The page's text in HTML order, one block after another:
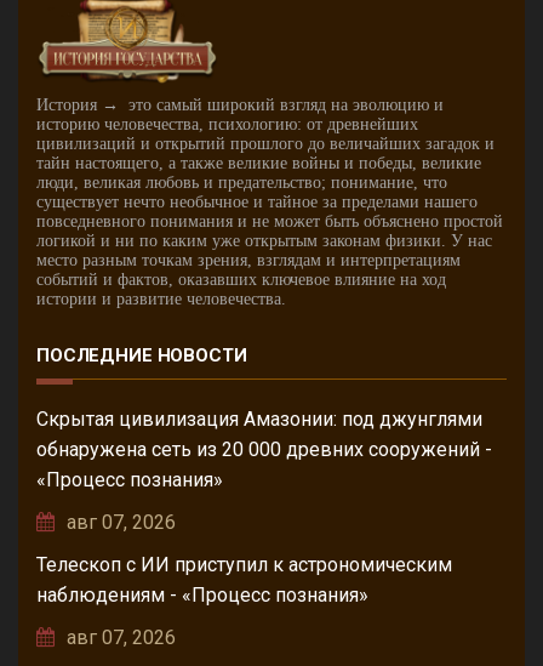
История → это самый широкий взгляд на эволюцию и
историю человечества, психологию: от древнейших
цивилизаций и открытий прошлого до величайших загадок и
тайн настоящего, а также великие войны и победы, великие
люди, великая любовь и предательство; понимание, что
существует нечто необычное и тайное за пределами нашего
повседневного понимания и не может быть объяснено простой
логикой и ни по каким уже открытым законам физики. У нас
место разным точкам зрения, взглядам и интерпретациям
событий и фактов, оказавших ключевое влияние на ход
истории и развитие человечества.
ПОСЛЕДНИЕ НОВОСТИ
Скрытая цивилизация Амазонии: под джунглями
обнаружена сеть из 20 000 древних сооружений -
«Процесс познания»
авг 07, 2026
Телескоп с ИИ приступил к астрономическим
наблюдениям - «Процесс познания»
авг 07, 2026